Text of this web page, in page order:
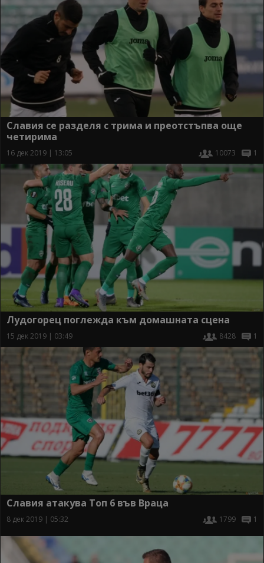
Славия се разделя с трима и преотстъпва още
четирима
16 дек 2019 | 13:05 10073 1
Лудогорец поглежда към домашната сцена
15 дек 2019 | 03:49 8428 1
Славия атакува Топ 6 във Враца
8 дек 2019 | 05:32 1799 1